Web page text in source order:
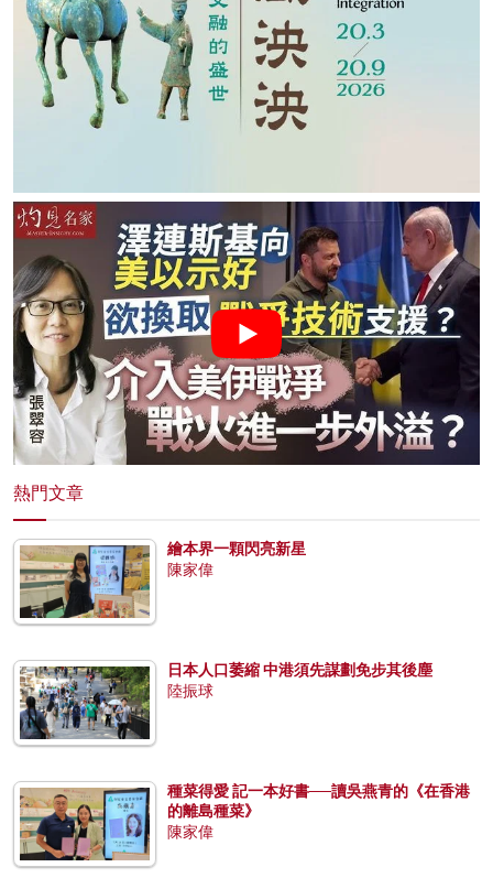
熱門文章
繪本界一顆閃亮新星
陳家偉
日本人口萎縮 中港須先謀劃免步其後塵
陸振球
種菜得愛 記一本好書──讀吳燕青的《在香港
的離島種菜》
陳家偉